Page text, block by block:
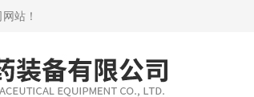
网站 ！